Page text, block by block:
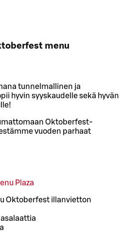
menu
tunnelmallinen ja
hyvin syyskaudelle sekä hyvän
Oktoberfest-
vuoden parhaat
Plaza
Oktoberfest illanvietton